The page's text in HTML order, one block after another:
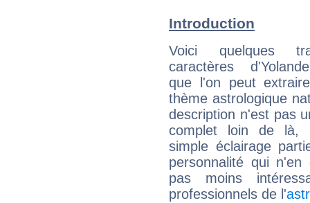
Introduction
Voici quelques
caractères
que l'on peut
thème astrologique
description n'est pas
complet loin de là,
simple éclairage
personnalité qui n'en
pas moins
professionnels de l'